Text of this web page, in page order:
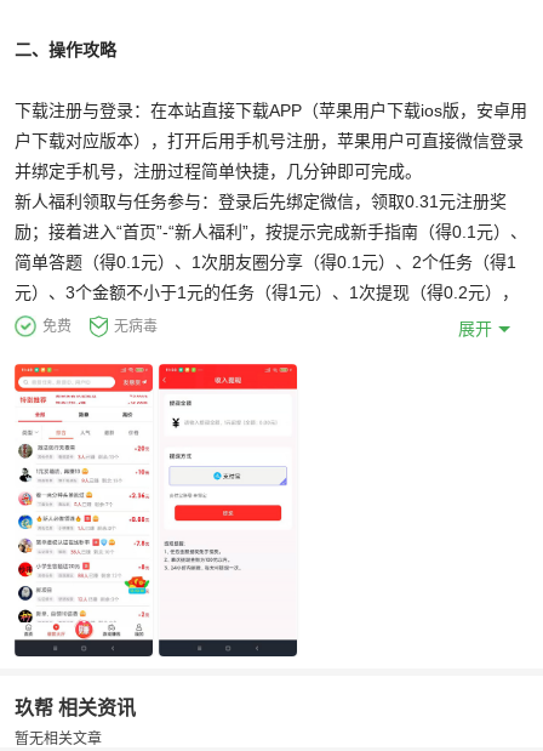
二、操作攻略
下载注册与登录：在本站直接下载APP（苹果用户下载ios版，安卓用
户下载对应版本），打开后用手机号注册，苹果用户可直接微信登录
并绑定手机号，注册过程简单快捷，几分钟即可完成。
新人福利领取与任务参与：登录后先绑定微信，领取0.31元注册奖
励；接着进入“首页”-“新人福利”，按提示完成新手指南（得0.1元）、
简单答题（得0.1元）、1次朋友圈分享（得0.1元）、2个任务（得1
元）、3个金额不小于1元的任务（得1元）、1次提现（得0.2元），
累计获取2.5元新人额外奖励。之后可进入“悬赏大厅”，根据任务类型
务领取，按要求完成后上传凭证提交审核。
每日福利参与：每天登录APP后，进入“每日福利”版块，按任务要求
依次完成3个任务、3个游戏任务、再完成3个任务、5个任务、10个
任务，领取对应的红包奖励，积少成多。
小编点评：玖帮，也就是赏帮赚，是目前人气较好的一款悬赏APP。
任务类型多，从几毛的简单任务到几十元的高价任务，应有尽有；新
人注册立送0.31元秒到账奖励，所得收益满1元随时可提现，秒到，
能快速吸引新用户上手。平台运行好几年了，用户反馈不错，有兴趣
可以下载参与。
免费 无病毒 展开
玖帮 相关资讯
暂无相关文章